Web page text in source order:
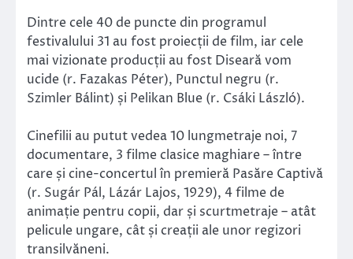
Dintre cele 40 de puncte din programul
festivalului 31 au fost proiecții de film, iar cele
mai vizionate producții au fost Diseară vom
ucide (r. Fazakas Péter), Punctul negru (r.
Szimler Bálint) și Pelikan Blue (r. Csáki László).
Cinefilii au putut vedea 10 lungmetraje noi, 7
documentare, 3 filme clasice maghiare – între
care și cine-concertul în premieră Pasăre Captivă
(r. Sugár Pál, Lázár Lajos, 1929), 4 filme de
animație pentru copii, dar și scurtmetraje – atât
pelicule ungare, cât și creații ale unor regizori
transilvăneni.